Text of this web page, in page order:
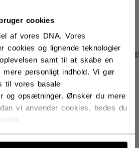
cookies
af vores DNA. Vores
cookies og lignende teknologier
samt til at skabe en
mere personligt indhold. Vi gør
til vores basale
og opsætninger. Ønsker du mere
vi anvender cookies, bedes du
.
SPECIFIKATIONER
N/A